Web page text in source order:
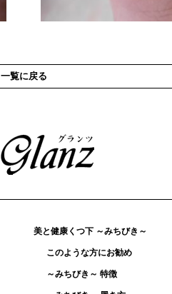
一覧に戻る
美と健康くつ下 ～みちびき～
このような方にお勧め
～みちびき～ 特徴